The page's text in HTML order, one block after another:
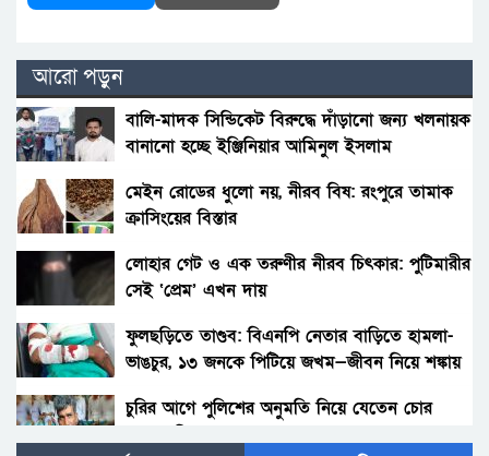
আরো পড়ুন
বালি-মাদক সিন্ডিকেট বিরুদ্ধে দাঁড়ানো জন্য খলনায়ক
বানানো হচ্ছে ইঞ্জিনিয়ার আমিনুল ইসলাম
মেইন রোডের ধুলো নয়, নীরব বিষ: রংপুরে তামাক
ক্রাসিংয়ের বিস্তার
লোহার গেট ও এক তরুণীর নীরব চিৎকার: পুটিমারীর
সেই ‘প্রেম’ এখন দায়
ফুলছড়িতে তাণ্ডব: বিএনপি নেতার বাড়িতে হামলা-
ভাঙচুর, ১৩ জনকে পিটিয়ে জখম—জীবন নিয়ে শঙ্কায়
চুরির আগে পুলিশের অনুমতি নিয়ে যেতেন চোর